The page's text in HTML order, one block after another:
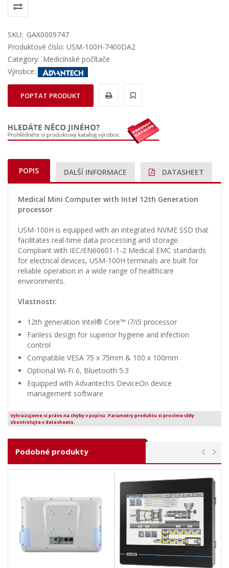
SKU: GAX0009747
Produktové číslo: USM-100H-7400DA2
Category: Medicínské počítače
Výrobce:
POPTAT PRODUKT
POPIS DALŠÍ INFORMACE DATASHEET
Medical Mini Computer with Intel 12th Generation
processor
USM-100H is equipped with an integrated NVME SSD that
facilitates real-time data processing and storage.
Compliant with IEC/EN60601-1-2 Medical EMC standards
for electrical devices, USM-100H terminals are built for
reliable operation in a wide range of healthcare
environments.
Vlastnosti:
12th generation Intel® Core™ i7/i5 processor
Fanless design for superior hygiene and infection
control
Compatible VESA 75 x 75mm & 100 x 100mm
Optional Wi-Fi 6, Bluetooth 5.3
Equipped with Advantech’s DeviceOn device
management software
Vyhrazujeme si právo na chyby v popisu. Parametry produktu si prosíme vždy
zkontrolujte v datasheetu.
Podobné produkty